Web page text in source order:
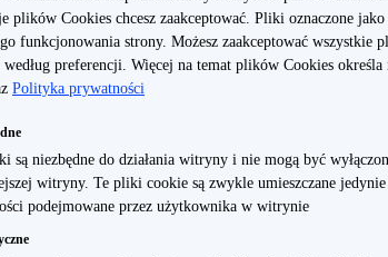
Inne
plików Cookies chcesz zaakceptować. Pliki oznaczone
funkcjonowania strony. Możesz zaakceptować wszystkie
preferencji. Więcej na temat plików Cookies określa
Polityka prywatności
są niezbędne do działania witryny i nie mogą być
witryny. Te pliki cookie są zwykle umieszczane
podejmowane przez użytkownika w witrynie